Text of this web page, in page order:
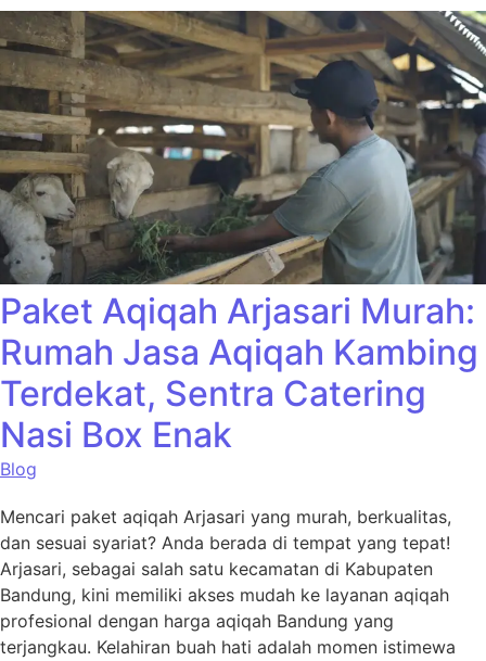
Paket Aqiqah Arjasari Murah:
Rumah Jasa Aqiqah Kambing
Terdekat, Sentra Catering
Nasi Box Enak
Blog
Mencari paket aqiqah Arjasari yang murah, berkualitas,
dan sesuai syariat? Anda berada di tempat yang tepat!
Arjasari, sebagai salah satu kecamatan di Kabupaten
Bandung, kini memiliki akses mudah ke layanan aqiqah
profesional dengan harga aqiqah Bandung yang
terjangkau. Kelahiran buah hati adalah momen istimewa